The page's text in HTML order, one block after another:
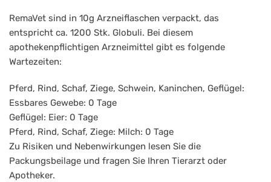
RemaVet sind in 10g Arzneiflaschen verpackt, das
entspricht ca. 1200 Stk. Globuli. Bei diesem
apothekenpflichtigen Arzneimittel gibt es folgende
Wartezeiten:
Pferd, Rind, Schaf, Ziege, Schwein, Kaninchen, Geflügel:
Essbares Gewebe: 0 Tage
Geflügel: Eier: 0 Tage
Pferd, Rind, Schaf, Ziege: Milch: 0 Tage
Zu Risiken und Nebenwirkungen lesen Sie die
Packungsbeilage und fragen Sie Ihren Tierarzt oder
Apotheker.